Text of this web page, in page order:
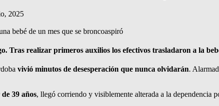
2025
Tras realizar primeros auxilios los efectivos trasladaron a la
vivió minutos de desesperación que nunca olvidarán.
39 años, llegó corriendo y visiblemente alterada a la dependencia